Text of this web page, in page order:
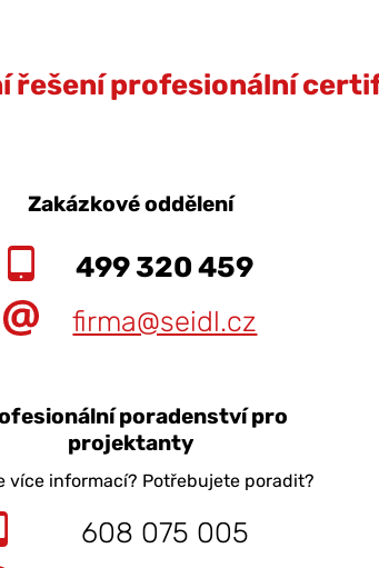
řešení profesionální
Zakázkové oddělení
499 320 459
firma@seidl.cz
poradenství pro
projektanty
více informací? Potřebujete poradit?
608 075 005